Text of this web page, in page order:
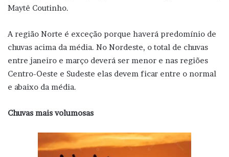
Maytê Coutinho.
A região Norte é exceção porque haverá predomínio de
chuvas acima da média. No Nordeste, o total de chuvas
entre janeiro e março deverá ser menor e nas regiões
Centro-Oeste e Sudeste elas devem ficar entre o normal
e abaixo da média.
Chuvas mais volumosas